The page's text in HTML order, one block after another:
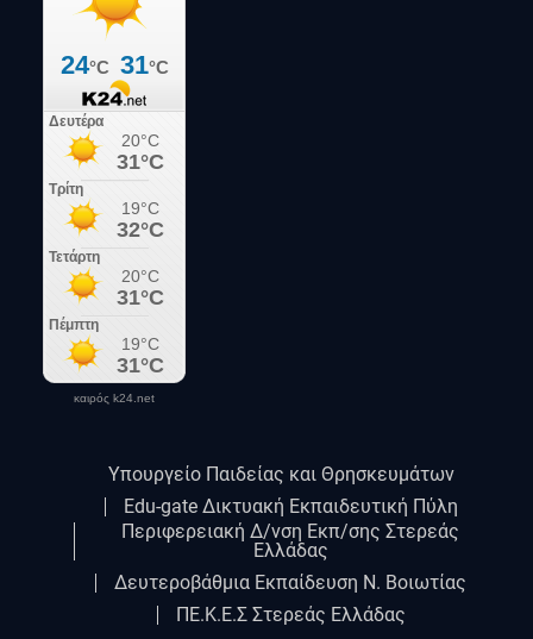
καιρός k24.net
Υπουργείο Παιδείας και Θρησκευμάτων
Edu-gate Δικτυακή Εκπαιδευτική Πύλη
Περιφερειακή Δ/νση Εκπ/σης Στερεάς
Ελλάδας
Δευτεροβάθμια Εκπαίδευση Ν. Βοιωτίας
ΠΕ.Κ.Ε.Σ Στερεάς Ελλάδας